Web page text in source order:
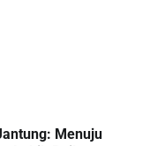
Menuju